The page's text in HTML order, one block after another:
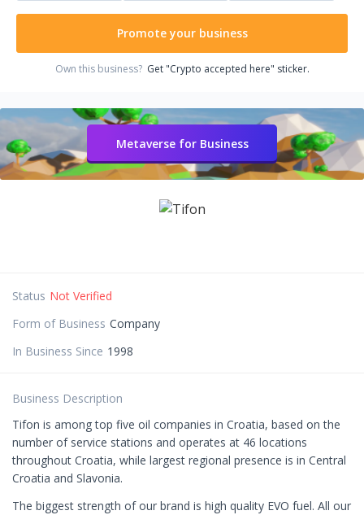
Promote your business
Own this business? Get "Crypto accepted here" sticker.
Metaverse for Business
Status Not Verified
Form of Business Company
In Business Since 1998
Business Description
Tifon is among top five oil companies in Croatia, based on the
number of service stations and operates at 46 locations
throughout Croatia, while largest regional presence is in Central
Croatia and Slavonia.
The biggest strength of our brand is high quality EVO fuel. All our